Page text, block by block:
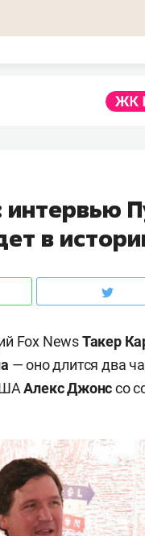
в
Fox NewsТакер
— оно длится два
Алекс Джонссо